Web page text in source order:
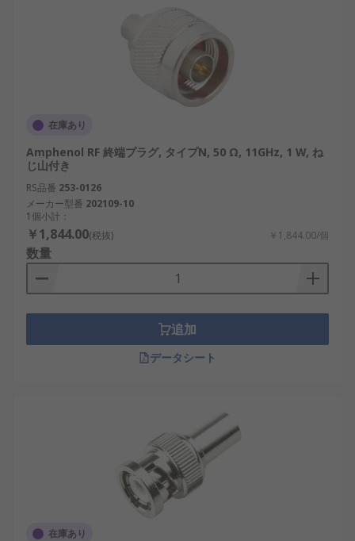
在庫あり
Amphenol RF 終端プラグ, タイプN, 50 Ω, 11GHz, 1 W, ね
じ山付き
RS品番 253-0126
メーカー型番 202109-10
1個小計：
￥1,844.00(税抜) ￥1,844.00/個
数量
追加
データシート
在庫あり